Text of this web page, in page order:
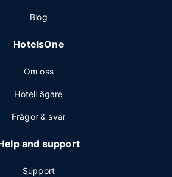
Blog
HotelsOne
Om oss
Hotell ägare
Frågor & svar
and support
Support